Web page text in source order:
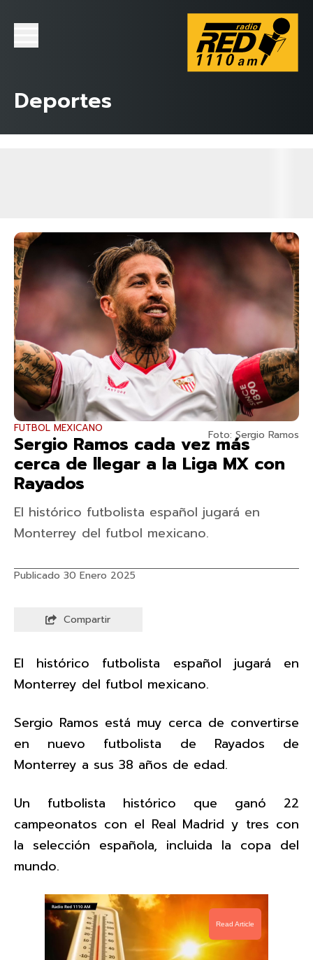
Deportes
Foto: Sergio Ramos
FUTBOL MEXICANO
Sergio Ramos cada vez más
cerca de llegar a la Liga MX con
Rayados
El histórico futbolista español jugará en
Monterrey del futbol mexicano.
Publicado 30 Enero 2025
Compartir
El histórico futbolista español jugará en
Monterrey del futbol mexicano.
Sergio Ramos está muy cerca de convertirse
en nuevo futbolista de Rayados de
Monterrey a sus 38 años de edad.
Un futbolista histórico que ganó 22
campeonatos con el Real Madrid y tres con
la selección española, incluida la copa del
mundo.
Read Article